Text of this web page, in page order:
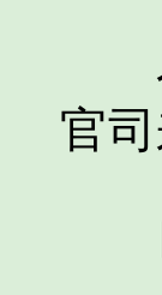
今
官
自